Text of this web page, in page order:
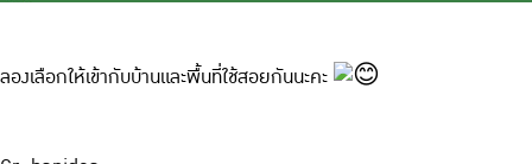
ลองเลือกให้เข้ากับบ้านและพื้นที่ใช้สอยกันนะคะ